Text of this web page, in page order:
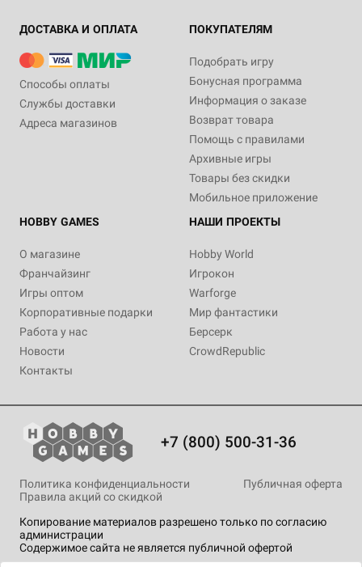
ДОСТАВКА И ОПЛАТА
Способы оплаты
Службы доставки
Адреса магазинов
ПОКУПАТЕЛЯМ
Подобрать игру
Бонусная программа
Информация о заказе
Возврат товара
Помощь с правилами
Архивные игры
Товары без скидки
Мобильное приложение
HOBBY GAMES
О магазине
Франчайзинг
Игры оптом
Корпоративные подарки
Работа у нас
Новости
Контакты
НАШИ ПРОЕКТЫ
Hobby World
Игрокон
Warforge
Мир фантастики
Берсерк
CrowdRepublic
+7 (800) 500-31-36
Копирование материалов разрешено только по согласию
администрации
Содержимое сайта не является публичной офертой
Политика конфиденциальности
Публичная оферта
Правила акций со скидкой